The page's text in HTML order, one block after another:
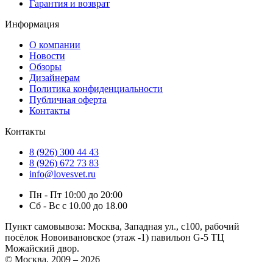
Гарантия и возврат
Информация
О компании
Новости
Обзоры
Дизайнерам
Политика конфиденциальности
Публичная оферта
Контакты
Контакты
8 (926) 300 44 43
8 (926) 672 73 83
info@lovesvet.ru
Пн - Пт 10:00 до 20:00
Сб - Вс с 10.00 до 18.00
Пункт самовывоза: Москва, Западная ул., с100, рабочий
посёлок Новоивановское (этаж -1) павильон G-5 ТЦ
Можайский двор.
© Москва, 2009 – 2026